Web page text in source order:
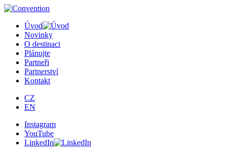
Úvod
Novinky
O destinaci
Plánujte
Partneři
Partnerství
Kontakt
CZ
EN
Instagram
YouTube
LinkedIn